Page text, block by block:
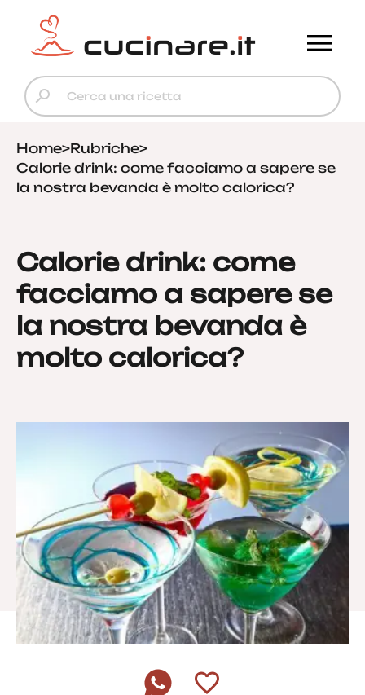
Home>Rubriche>
Calorie drink: come facciamo a sapere se
la nostra bevanda è molto calorica?
Calorie drink: come
facciamo a sapere se
la nostra bevanda è
molto calorica?